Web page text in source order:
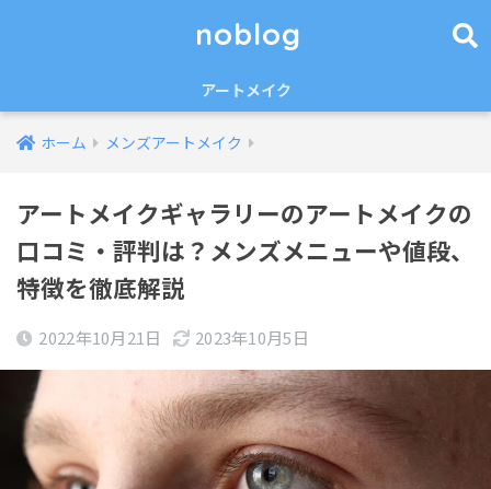
noblog
アートメイク
ホーム メンズアートメイク
アートメイクギャラリーのアートメイクの
口コミ・評判は？メンズメニューや値段、
特徴を徹底解説
2022年10月21日 2023年10月5日